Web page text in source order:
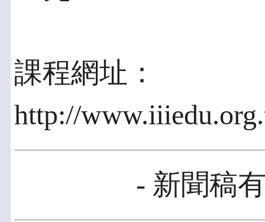
課程網址：
http://
- 新聞稿